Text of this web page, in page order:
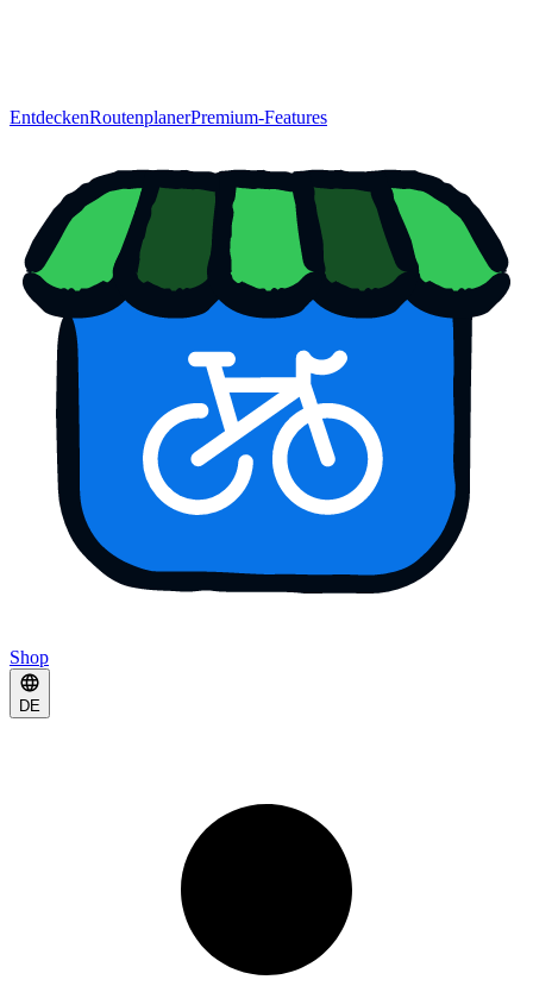
EntdeckenRoutenplanerPremium-Features
Shop
DE